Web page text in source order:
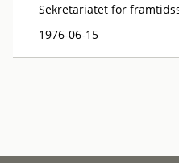
Sekretariatet för
1976-06-15